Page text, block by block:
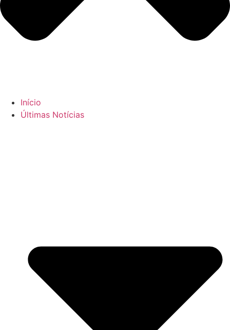
Início
Últimas Notícias